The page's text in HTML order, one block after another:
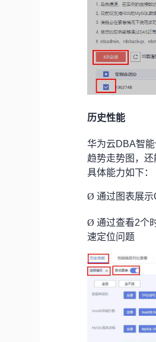
历史性能
华为云DBA智
趋势走势图，
具体能力如下：
Ø 通过图表展
Ø 通过查看2个
速定位问题